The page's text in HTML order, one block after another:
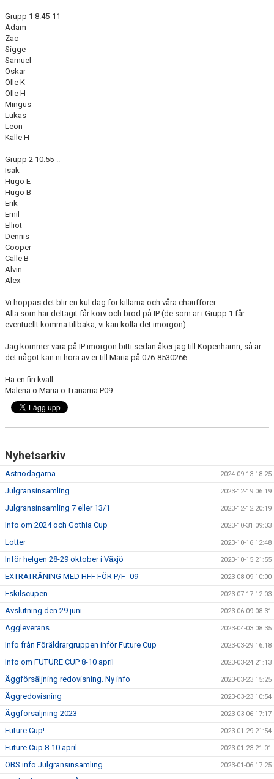
Grupp 1 8.45-11
Adam
Zac
Sigge
Samuel
Oskar
Olle K
Olle H
Mingus
Lukas
Leon
Kalle H
Grupp 2 10.55-..
Isak
Hugo E
Hugo B
Erik
Emil
Elliot
Dennis
Cooper
Calle B
Alvin
Alex
Vi hoppas det blir en kul dag för killarna och våra chaufförer.
Alla som har deltagit får korv och bröd på IP (de som är i Grupp 1 får
eventuellt komma tillbaka, vi kan kolla det imorgon).
Jag kommer vara på IP imorgon bitti sedan åker jag till Köpenhamn, så är
det något kan ni höra av er till Maria på 076-8530266
Ha en fin kväll
Malena o Maria o Tränarna P09
Nyhetsarkiv
Astriodagarna 2024-09-13 18:25
Julgransinsamling 2023-12-19 06:19
Julgransinsamling 7 eller 13/1 2023-12-12 20:19
Info om 2024 och Gothia Cup 2023-10-31 09:03
Lotter 2023-10-16 12:48
Inför helgen 28-29 oktober i Växjö 2023-10-15 21:55
EXTRATRÄNING MED HFF FÖR P/F -09 2023-08-09 10:00
Eskilscupen 2023-07-17 12:03
Avslutning den 29 juni 2023-06-09 08:31
Äggleverans 2023-04-03 08:35
Info från Föräldrargruppen inför Future Cup 2023-03-29 16:18
Info om FUTURE CUP 8-10 april 2023-03-24 21:13
Äggförsäljning redovisning. Ny info 2023-03-23 15:25
Äggredovisning 2023-03-23 10:54
Äggförsäljning 2023 2023-03-06 17:17
Future Cup! 2023-01-29 21:54
Future Cup 8-10 april 2023-01-23 21:01
OBS info Julgransinsamling 2023-01-06 17:25